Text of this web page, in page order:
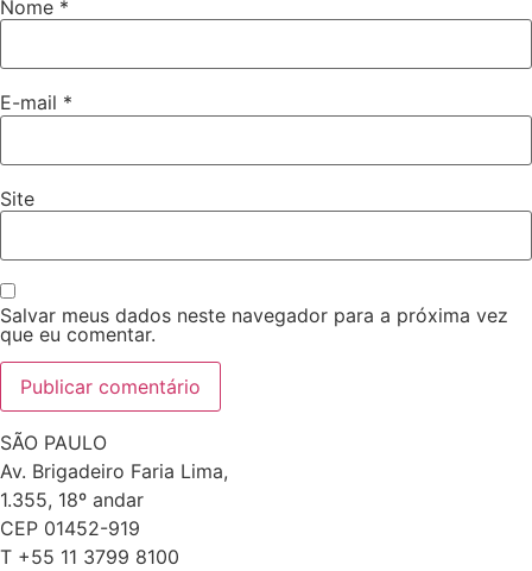
Nome *
E-mail *
Site
Salvar meus dados neste navegador para a próxima vez
que eu comentar.
SÃO PAULO
Av. Brigadeiro Faria Lima,
1.355, 18º andar
CEP 01452-919
T +55 11 3799 8100